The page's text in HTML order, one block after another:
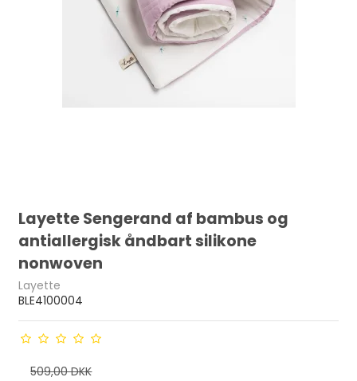
Layette Sengerand af bambus og
antiallergisk åndbart silikone
nonwoven
Layette
BLE4100004
509,00 DKK